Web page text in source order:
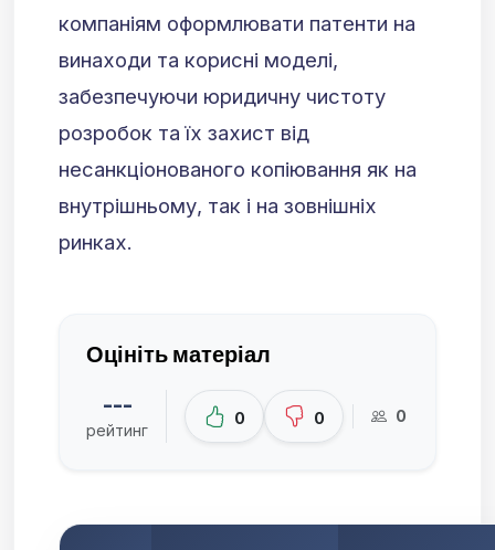
компаніям оформлювати патенти на
винаходи та корисні моделі,
забезпечуючи юридичну чистоту
розробок та їх захист від
несанкціонованого копіювання як на
внутрішньому, так і на зовнішніх
ринках.
Оцініть матеріал
---
рейтинг
0 0 0